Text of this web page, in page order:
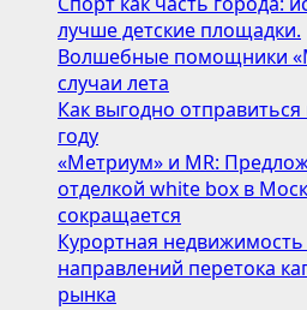
лучше детские площадки.
Волшебные помощники
случаи лета
Как выгодно
году
«Метриум» и MR:
отделкой white box в
сокращается
Курортная
направлений перетока
рынка